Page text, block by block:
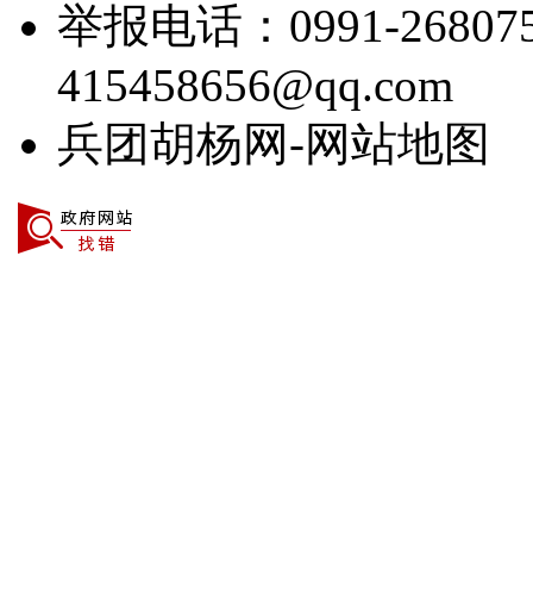
举报电话：0991-
415458656@qq.com
兵团胡杨网-网站地图